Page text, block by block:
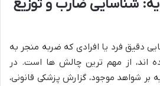
شناسایی ضارب و توزیع
دقیق فرد یا افرادی که ضربه منجر به
اند، از مهم ترین چالش ها است. در
بر شواهد موجود، گزارش پزشکی قانونی،